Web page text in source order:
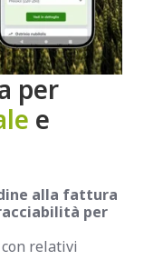
per
e
alla fattura
per
relativi